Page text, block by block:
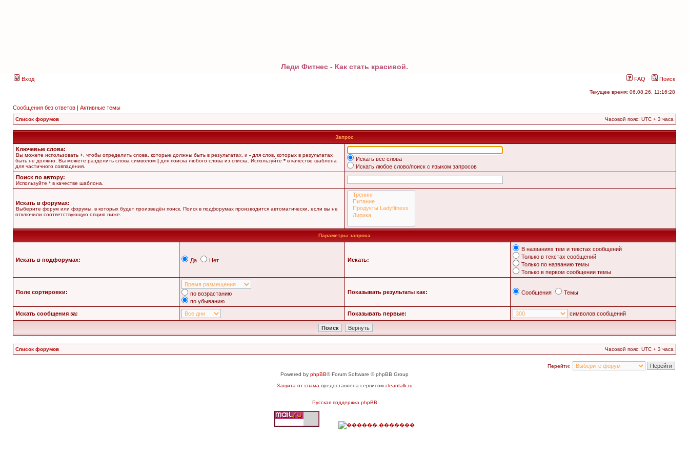
Леди Фитнес - Как стать красивой.
Вход FAQ Поиск
Текущее время: 06.08.26, 11:16:28
Сообщения без ответов | Активные темы
Список форумов Часовой пояс: UTC + 3 часа
Запрос
Ключевые слова:
Вы можете использовать + , чтобы определить слова, которые должны быть в результатах, и - для слов, которых в результатах
быть не должно. Вы можете разделить слова символом | для поиска любого слова из списка. Используйте * в качестве шаблона
для частичного совпадения.
Искать все слова
Искать любое слово/поиск с языком запросов
Поиск по автору:
Используйте * в качестве шаблона.
Искать в форумах:
Выберите форум или форумы, в которых будет произведён поиск. Поиск в подфорумах производится автоматически, если вы не
отключили соответствующую опцию ниже.
Параметры запроса
Искать в подфорумах: Да Нет Искать:
В названиях тем и текстах сообщений
Только в текстах сообщений
Только по названию темы
Только в первом сообщении темы
Поле сортировки:
по возрастанию
по убыванию
Показывать результаты как: Сообщения Темы
Искать сообщения за: Показывать первые: символов сообщений
Список форумов Часовой пояс: UTC + 3 часа
Перейти:
Powered by phpBB® Forum Software © phpBB Group
Защита от спама предоставлена сервисом cleantalk.ru
Русская поддержка phpBB